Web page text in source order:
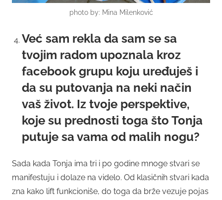
photo by: Mina Milenković
Već sam rekla da sam se sa
tvojim radom upoznala kroz
facebook grupu koju uređuješ i
da su putovanja na neki način
vaš život. Iz tvoje perspektive,
koje su prednosti toga što Tonja
putuje sa vama od malih nogu?
Sada kada Tonja ima tri i po godine mnoge stvari se
manifestuju i dolaze na videlo. Od klasičnih stvari kada
zna kako lift funkcioniše, do toga da brže vezuje pojas